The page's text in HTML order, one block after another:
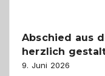
Abschied aus
herzlich
9. Juni 2026